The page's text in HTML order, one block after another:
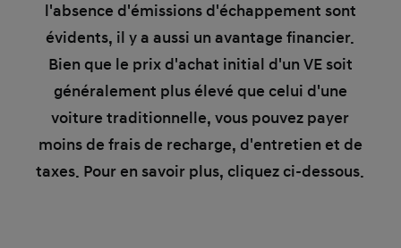
l'absence d'émissions d'échappement sont
évidents, il y a aussi un avantage financier.
Bien que le prix d'achat initial d'un VE soit
généralement plus élevé que celui d'une
voiture traditionnelle, vous pouvez payer
moins de frais de recharge, d'entretien et de
taxes. Pour en savoir plus, cliquez ci-dessous.